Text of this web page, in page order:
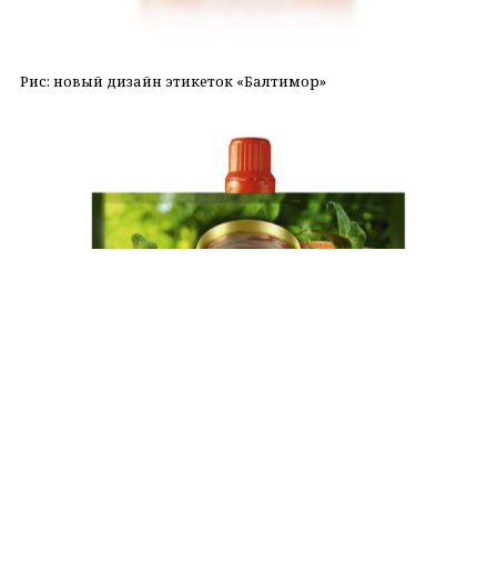
Рис: новый дизайн этикеток «Балтимор»